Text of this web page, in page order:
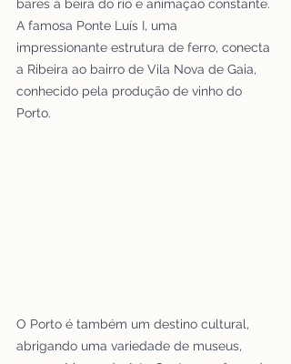
bares à beira do rio e animação constante.
A famosa Ponte Luís I, uma
impressionante estrutura de ferro, conecta
a Ribeira ao bairro de Vila Nova de Gaia,
conhecido pela produção de vinho do
Porto.
O Porto é também um destino cultural,
abrigando uma variedade de museus,